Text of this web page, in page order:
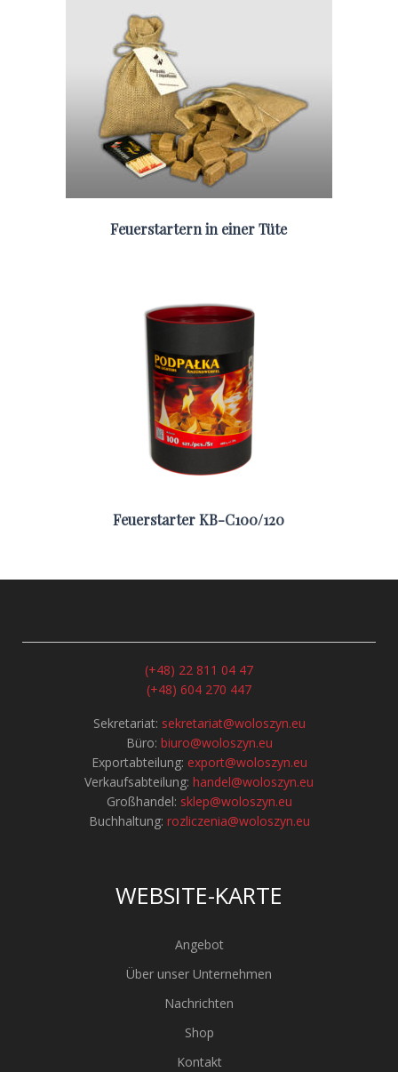
Feuerstartern in einer Tüte
Feuerstarter KB-C100/120
(+48) 22 811 04 47
(+48) 604 270 447
Sekretariat: sekretariat@woloszyn.eu
Büro: biuro@woloszyn.eu
Exportabteilung: export@woloszyn.eu
Verkaufsabteilung: handel@woloszyn.eu
Großhandel: sklep@woloszyn.eu
Buchhaltung: rozliczenia@woloszyn.eu
WEBSITE-KARTE
Angebot
Über unser Unternehmen
Nachrichten
Shop
Kontakt